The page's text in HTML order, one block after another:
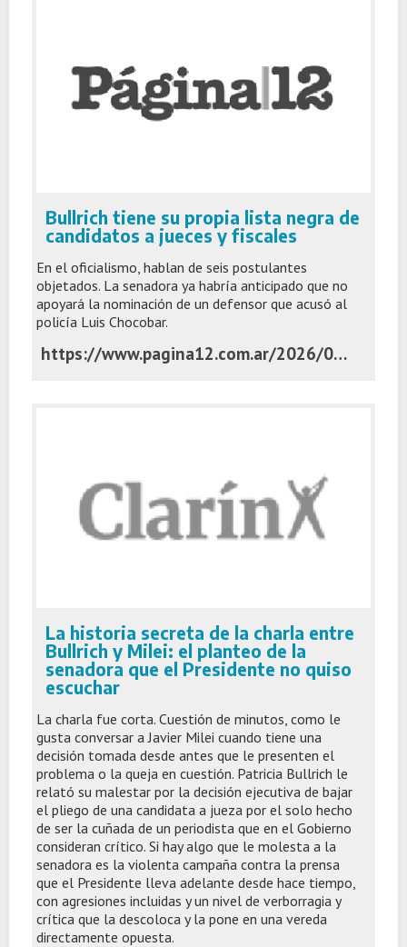
Bullrich tiene su propia lista negra de
candidatos a jueces y fiscales
En el oficialismo, hablan de seis postulantes
objetados. La senadora ya habría anticipado que no
apoyará la nominación de un defensor que acusó al
policía Luis Chocobar.
https://www.pagina12.com.ar/2026/06/03/bullrich-tiene-su-propia-lista-negra-de-candidatos-a-jueces-y-fiscales/
La historia secreta de la charla entre
Bullrich y Milei: el planteo de la
senadora que el Presidente no quiso
escuchar
La charla fue corta. Cuestión de minutos, como le
gusta conversar a Javier Milei cuando tiene una
decisión tomada desde antes que le presenten el
problema o la queja en cuestión. Patricia Bullrich le
relató su malestar por la decisión ejecutiva de bajar
el pliego de una candidata a jueza por el solo hecho
de ser la cuñada de un periodista que en el Gobierno
consideran crítico. Si hay algo que le molesta a la
senadora es la violenta campaña contra la prensa
que el Presidente lleva adelante desde hace tiempo,
con agresiones incluidas y un nivel de verborragia y
crítica que la descoloca y la pone en una vereda
directamente opuesta.